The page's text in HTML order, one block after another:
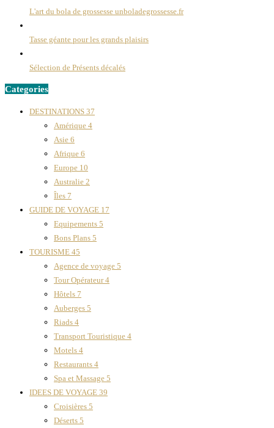
L'art du bola de grossesse unboladegrossesse.fr
Tasse géante pour les grands plaisirs
Sélection de Présents décalés
Categories
DESTINATIONS 37
Amérique 4
Asie 6
Afrique 6
Europe 10
Australie 2
Îles 7
GUIDE DE VOYAGE 17
Equipements 5
Bons Plans 5
TOURISME 45
Agence de voyage 5
Tour Opérateur4
Hôtels 7
Auberges 5
Riads 4
Transport Touristique 4
Motels 4
Restaurants 4
Spa et Massage 5
IDEES DE VOYAGE 39
Croisières 5
Déserts 5